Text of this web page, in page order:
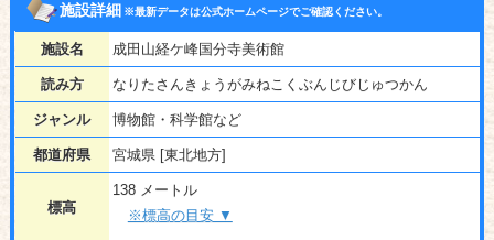
施設詳細※最新データは公式ホームページでご確認ください。
施設名 成田山経ケ峰国分寺美術館
読み方 なりたさんきょうがみねこくぶんじびじゅつかん
ジャンル 博物館・科学館など
都道府県 宮城県 [東北地方]
標高
138 メートル
※標高の目安 ▼